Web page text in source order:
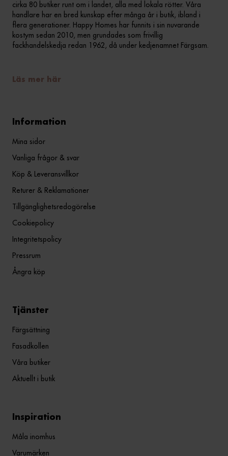
cirka 80 butiker runt om i landet, alla med lokala rötter. Våra
handlare har en bred kunskap efter många år i butik, ibland i
flera generationer. Happy Homes har funnits i sin nuvarande
kostym sedan 2010, men grundades som frivillig
fackhandelskedja redan 1962, då under kedjenamnet Färgsam.
Läs mer här
Information
Mina sidor
Vanliga frågor & svar
Köp & Leveransvillkor
Returer & Reklamationer
Tillgänglighetsredogörelse
Cookiepolicy
Integritetspolicy
Pressrum
Ångra köp
Tjänster
Färgsättning
Fasadkollen
Våra butiker
Aktuellt i butik
Inspiration
Måla inomhus
Varumärken